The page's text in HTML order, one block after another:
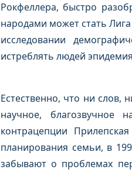
Рокфеллера, быстро
народами может стать
исследовании
истреблять людей
Естественно, что ни слов,
научное, благозвучное
контрацепции
планирования семьи, в
забывают о проблемах